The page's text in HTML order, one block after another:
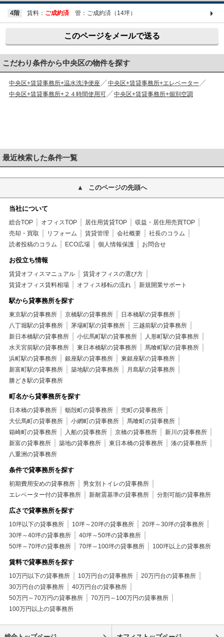
4階 賃料： ご成約済 管：ご成約済（14坪）
このページをメールで送る
こだわり条件から中央区の物件を探す
中央区+賃貸事務所+温水洗浄便座
中央区+賃貸事務所+エレベーター
中央区+賃貸事務所+２４時間使用可
中央区+賃貸事務所+個別空調
最近検索した条件一覧
このページの先頭へ
当社について
総合TOP オフィスTOP 居住用賃貸TOP
収益・居住用売買TOP
売却・買取
リフォーム 賃貸管理 会社概要
社長のコラム
読者投稿のコラム
ECO広場 個人情報保護 お問合せ
お役立ち情報
賃貸オフィスマニュアル
賃貸オフィスの選び方
賃貸オフィス賃料相場
オフィス移転の流れ 新規開業サポート
駅から貸事務所を探す
東京駅の貸事務所 京橋駅の貸事務所
日本橋駅の貸事務所
八丁堀駅の貸事務所
茅場町駅の貸事務所
三越前駅の貸事務所
新日本橋駅の貸事務所
小伝馬町駅の貸事務所
人形町駅の貸事務所
水天宮前駅の貸事務所
東日本橋駅の貸事務所
馬喰町駅の貸事務所
浜町駅の貸事務所
銀座駅の貸事務所
東銀座駅の貸事務所
新富町駅の貸事務所
築地駅の貸事務所
月島駅の貸事務所
勝どき駅の貸事務所
町名から貸事務所を探す
日本橋の貸事務所 蛎殻町の貸事務所
兜町の貸事務所
大伝馬町の貸事務所
小網町の貸事務所
馬喰町の貸事務所
箱崎町の貸事務所
入船の貸事務所 京橋の貸事務所
新川の貸事務所
新富の貸事務所
築地の貸事務所 東日本橋の貸事務所
湊の貸事務所
八重洲の貸事務所
条件で貸事務所を探す
初期費用安めの貸事務所
男女別トイレの貸事務所
エレベーター付の貸事務所
新耐震基準の貸事務所 分割可能の貸事務所
広さで貸事務所を探す
10坪以下の貸事務所 10坪～20坪の貸事務所
20坪～30坪の貸事務所
30坪～40坪の貸事務所
40坪～50坪の貸事務所
50坪～70坪の貸事務所
70坪～100坪の貸事務所 100坪以上の貸事務所
賃料で貸事務所を探す
10万円以下の貸事務所 10万円台の貸事務所
20万円台の貸事務所
30万円台の貸事務所
40万円台の貸事務所
50万円～70万円の貸事務所
70万円～100万円の貸事務所
100万円以上の貸事務所